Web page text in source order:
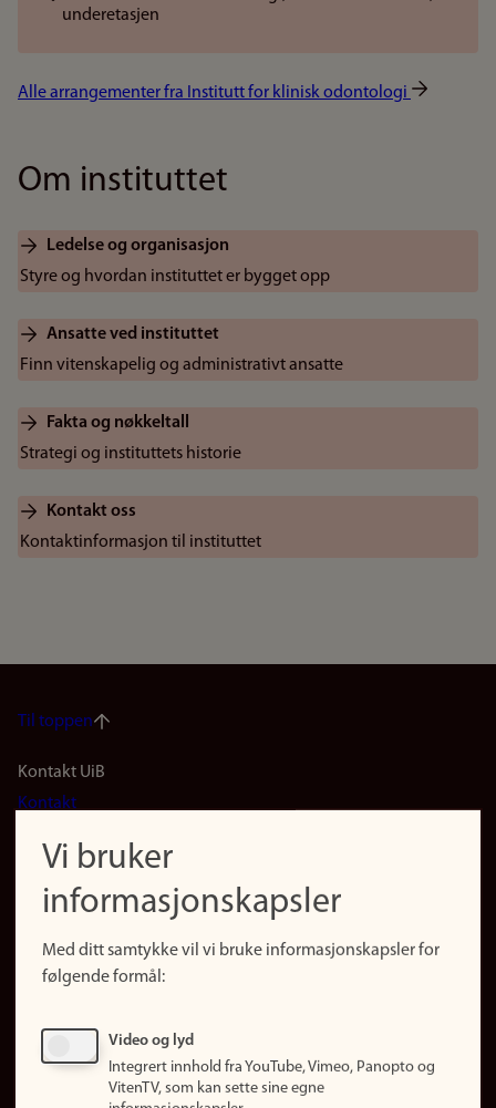
underetasjen
Alle arrangementer fra Institutt for klinisk odontologi
Om instituttet
Ledelse og organisasjon
Styre og hvordan instituttet er bygget opp
Ansatte ved instituttet
Finn vitenskapelig og administrativt ansatte
Fakta og nøkkeltall
Strategi og instituttets historie
Kontakt oss
Kontaktinformasjon til instituttet
Til toppen
Footer
(no)
Kontakt UiB
Kontakt
Finn forsker
Presse
Finn studier
Ledige stillinger
Vi bruker
informasjonskapsler
Med ditt samtykke vil vi bruke informasjonskapsler for
følgende formål:
Video og lyd
Integrert innhold fra YouTube, Vimeo, Panopto og
VitenTV, som kan sette sine egne